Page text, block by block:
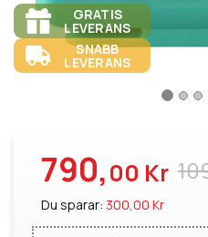
GRATIS
LEVERANS
SNABB
LEVERANS
790,00 Kr
Du sparar: 300,00 Kr